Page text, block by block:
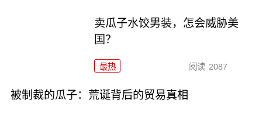
卖瓜子水饺男装，怎会威胁美
国？
最热 阅读 2087
被制裁的瓜子：荒诞背后的贸易真相